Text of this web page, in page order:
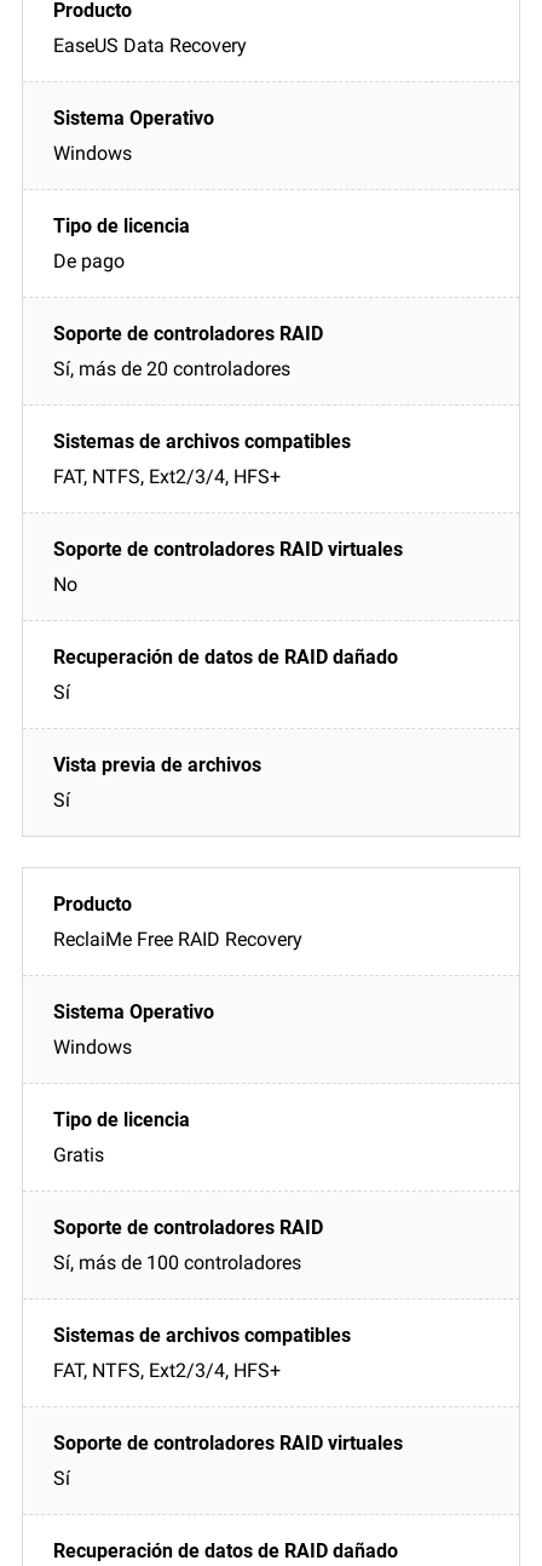
EaseUS Data Recovery
Windows
De pago
Sí, más de 20 controladores
FAT, NTFS, Ext2/3/4, HFS+
No
Sí
Sí
ReclaiMe Free RAID Recovery
Windows
Gratis
Sí, más de 100 controladores
FAT, NTFS, Ext2/3/4, HFS+
Sí